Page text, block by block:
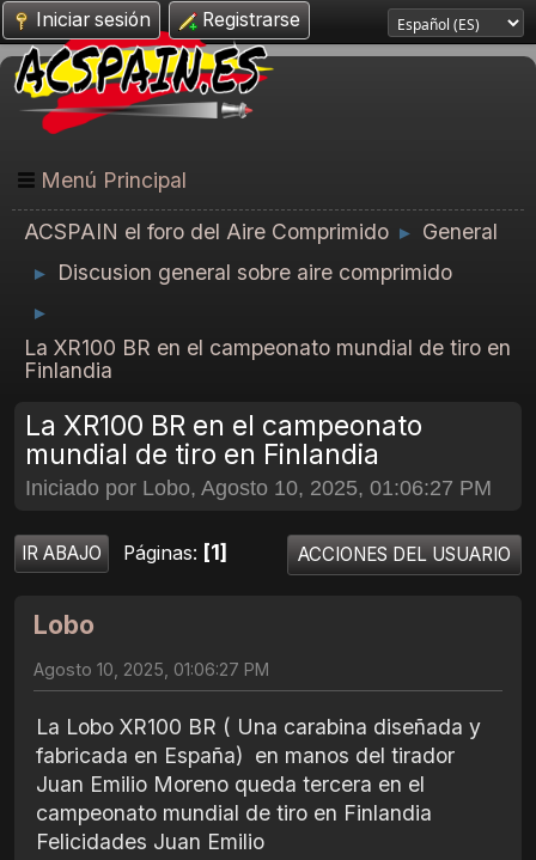
Iniciar sesión Registrarse
Menú Principal
ACSPAIN el foro del Aire Comprimido ► General
► Discusion general sobre aire comprimido
►
La XR100 BR en el campeonato mundial de tiro en
Finlandia
La XR100 BR en el campeonato
mundial de tiro en Finlandia
Iniciado por Lobo, Agosto 10, 2025, 01:06:27 PM
IR ABAJO Páginas 1 ACCIONES DEL USUARIO
Lobo
Agosto 10, 2025, 01:06:27 PM
La Lobo XR100 BR ( Una carabina diseñada y
fabricada en España) en manos del tirador
Juan Emilio Moreno queda tercera en el
campeonato mundial de tiro en Finlandia
Felicidades Juan Emilio